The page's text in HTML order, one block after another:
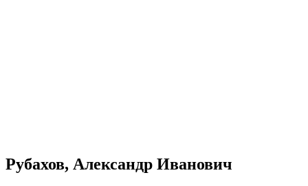
Рубахов, Александр Иванович